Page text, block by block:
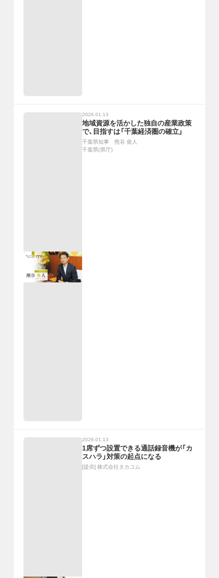
2026.01.13
地域資源を活かした独自の産業政策
で、目指すは「千葉経済圏の確立」
千葉県知事 熊谷 俊人
千葉県(県庁)
2026.01.13
1席ずつ設置できる通話録音機が「カ
スハラ」対策の起点になる
[提供] 株式会社タカコム